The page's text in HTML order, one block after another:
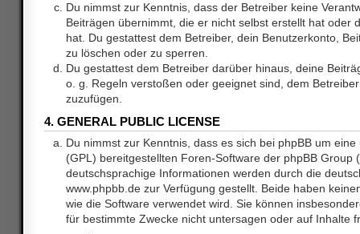
Du nimmst zur Kenntnis, dass der Betreiber keine
Beiträgen übernimmt, die er nicht selbst erstellt hat oder
hat. Du gestattest dem Betreiber, dein Benutzerkonto,
zu löschen oder zu sperren.
Du gestattest dem Betreiber darüber hinaus, deine
o. g. Regeln verstoßen oder geeignet sind, dem
zuzufügen.
4. GENERAL PUBLIC LICENSE
Du nimmst zur Kenntnis, dass es sich bei phpBB um
(GPL) bereitgestellten Foren-Software der phpBB Group
deutschsprachige Informationen werden durch die
www.phpbb.de zur Verfügung gestellt. Beide haben
wie die Software verwendet wird. Sie können
für bestimmte Zwecke nicht untersagen oder auf Inhalte